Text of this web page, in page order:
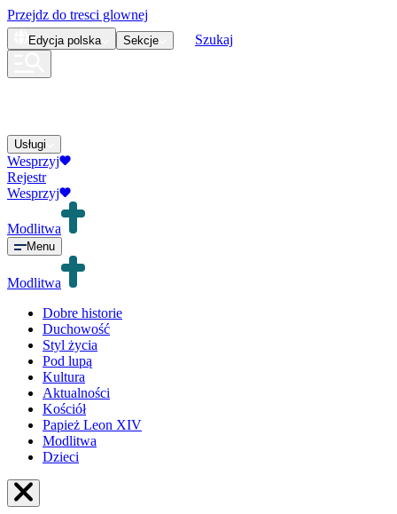
Przejdz do tresci glownej
Edycja polska Sekcje Szukaj
Usługi
Wesprzyj
Rejestr
Wesprzyj
Modlitwa
Menu
Modlitwa
Dobre historie
Duchowość
Styl życia
Pod lupą
Kultura
Aktualności
Kościół
Papież Leon XIV
Modlitwa
Dzieci